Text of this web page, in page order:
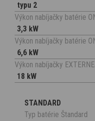
typu 2
Výkon nabíjačky batérie
3,3 kW
Výkon nabíjačky batérie
6,6 kW
Výkon nabíjačky
18 kW
STANDARD
Typ batérie Štandard